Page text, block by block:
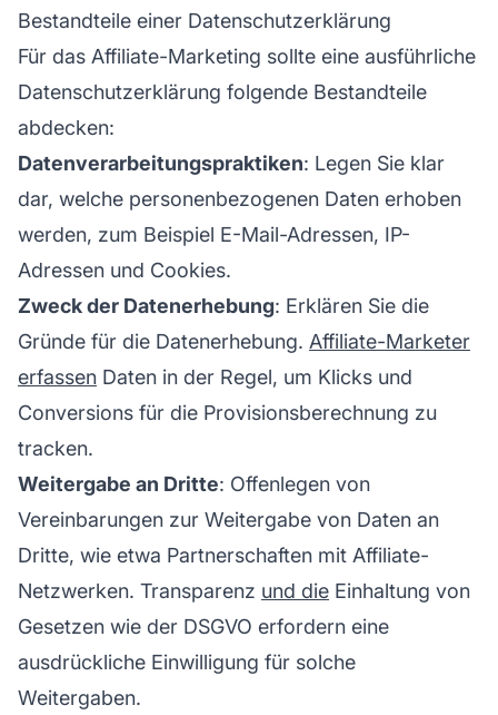
Bestandteile einer Datenschutzerklärung
Für das Affiliate-Marketing sollte eine ausführliche
Datenschutzerklärung folgende Bestandteile
abdecken:
Datenverarbeitungspraktiken: Legen Sie klar
dar, welche personenbezogenen Daten erhoben
werden, zum Beispiel E-Mail-Adressen, IP-
Adressen und Cookies.
Zweck der Datenerhebung: Erklären Sie die
Gründe für die Datenerhebung. Affiliate-Marketer
erfassen Daten in der Regel, um Klicks und
Conversions für die Provisionsberechnung zu
tracken.
Weitergabe an Dritte: Offenlegen von
Vereinbarungen zur Weitergabe von Daten an
Dritte, wie etwa Partnerschaften mit Affiliate-
Netzwerken. Transparenz und die Einhaltung von
Gesetzen wie der DSGVO erfordern eine
ausdrückliche Einwilligung für solche
Weitergaben.